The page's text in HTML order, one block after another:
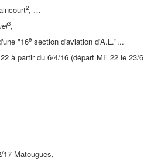
2, …
3,
"16e section d'aviation d'A.L."...
à partir du 6/4/16 (départ MF 22 le 23/
17 Matougues,